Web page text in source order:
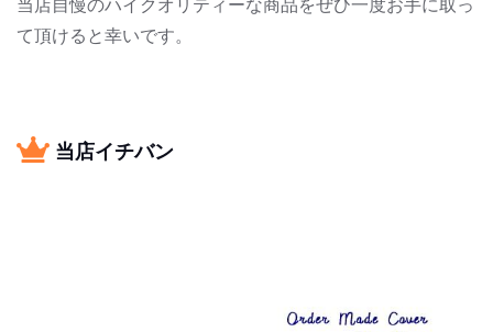
当店自慢のハイクオリティーな商品をぜひ一度お手に取っ
て頂けると幸いです。
当店イチバン